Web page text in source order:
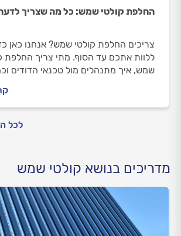
החלפת קולטי שמש: כל מה שצריך
צריכים החלפת קולטי שמש? אנחנו כאן
ללוות אתכם עד הסוף. מתי צריך החלפת
שמש, איך מתנהלים מול טכנאי הדודים
לכל
מדריכים בנושא קולטי שמש